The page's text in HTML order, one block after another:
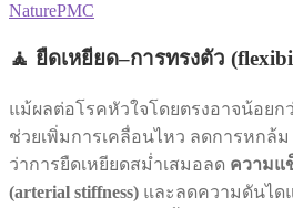
NaturePMC
🧘 ยืดเหยียด–การทรงตัว
แม้ผลต่อโรคหัวใจโดยตรงอาจน้อยก
ช่วยเพิ่มการเคลื่อนไหว ลดการหกล้
ว่าการยืดเหยียดสม่ำเสมอลด ความแ
(arterial stiffness) และลดความดันได